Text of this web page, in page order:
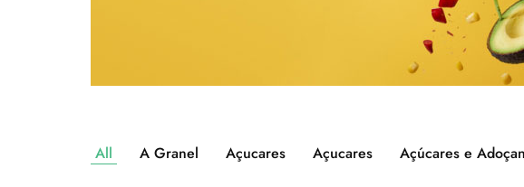
All A Granel Açucares Açucares Açúcares e